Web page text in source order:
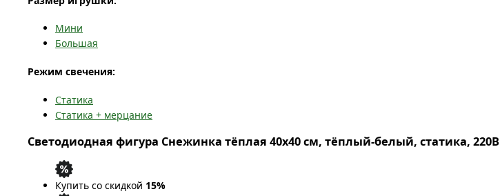
Мини
Большая
Режим свечения:
Статика
Статика + мерцание
Светодиодная фигура Снежинка тёплая 40x40 см, тёплый-белый, статика, 220В
Купить со скидкой 15%